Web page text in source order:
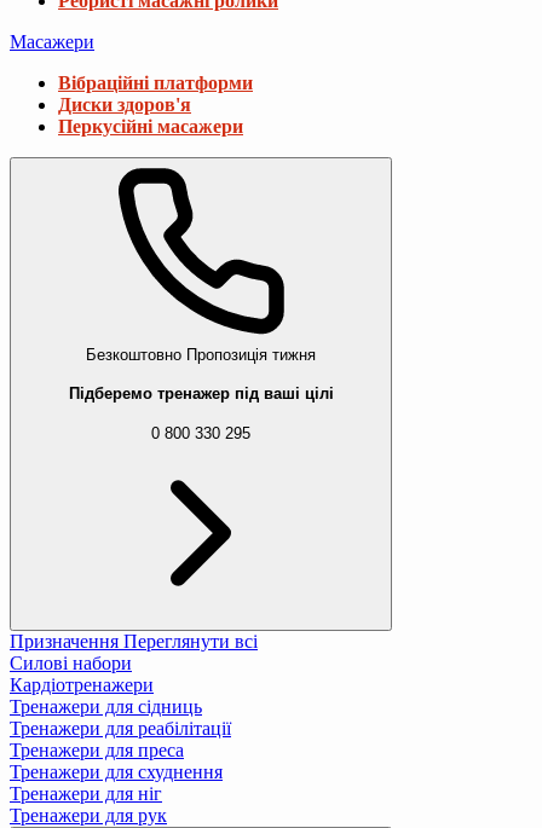
Масажери
Вібраційні платформи
Диски здоров'я
Перкусійні масажери
Безкоштовно Пропозиція тижня
Підберемо тренажер під ваші цілі
0 800 330 295
Призначення Переглянути всі
Силові набори
Кардіотренажери
Тренажери для сідниць
Тренажери для реабілітації
Тренажери для преса
Тренажери для схуднення
Тренажери для ніг
Тренажери для рук